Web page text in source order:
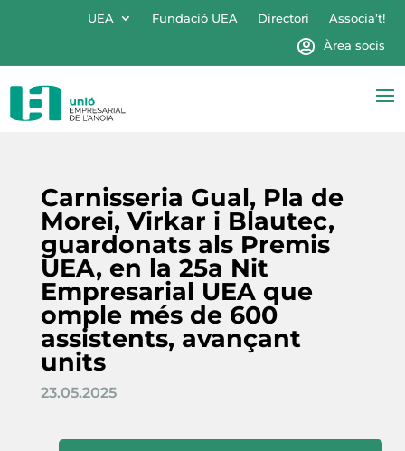
UEA Fundació UEA Directori
Associa’t!
Àrea socis
Carnisseria Gual, Pla de
Morei, Virkar i Blautec,
guardonats als Premis
UEA, en la 25a Nit
Empresarial UEA que
omple més de 600
assistents, avançant
units
23.05.2025